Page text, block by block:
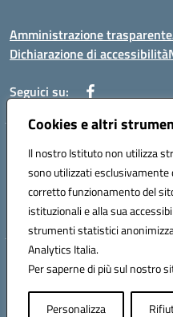
Cookies e altri
Il nostro Istituto non utilizza
sono utilizzati esclusivamente
corretto funzionamento del
istituzionali e alla sua
strumenti statistici
Analytics Italia.
Per saperne di più sul nostro
Personalizza
Amministrazione trasparente
Dichiarazione di accessibilità
Seguici su:
Indirizzo: VIA BRECCIAME, 46 -
Mail: CEIC8AU001@istruzione.it
Telefono: 0823408721
Meccanografico: CEIC8AU001
Codice fiscale: 93086080616
Hosting &
Concept &